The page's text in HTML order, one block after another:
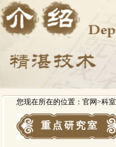
您现在所在的位置：官网>科
重点研究室